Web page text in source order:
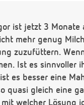
ist jetzt 3
mehr genug
zuzufüttern.
Ist es sinnvoller
es besser eine
quasi gleich eine